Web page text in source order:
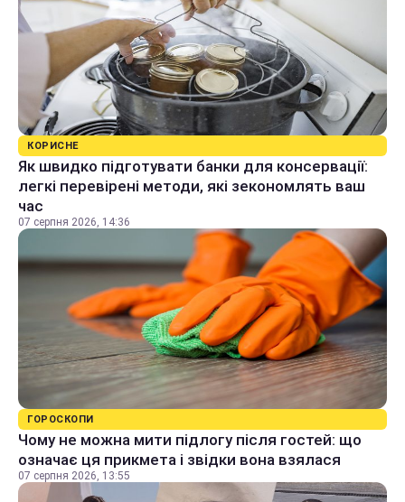
КОРИСНЕ
Як швидко підготувати банки для консервації:
легкі перевірені методи, які зекономлять ваш
час
07 серпня 2026, 14:36
ГОРОСКОПИ
Чому не можна мити підлогу після гостей: що
означає ця прикмета і звідки вона взялася
07 серпня 2026, 13:55